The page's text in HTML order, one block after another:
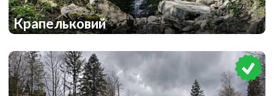
Крапельковий
1 1